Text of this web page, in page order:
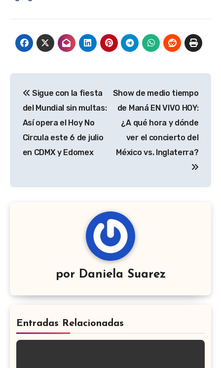
de
entradas
Sigue con la fiesta
del Mundial sin multas:
Así opera el Hoy No
Circula este 6 de julio
en CDMX y Edomex
Show de medio tiempo
de Maná EN VIVO HOY:
¿A qué hora y dónde
ver el concierto del
México vs. Inglaterra?
por Daniela Suarez
Entradas Relacionadas